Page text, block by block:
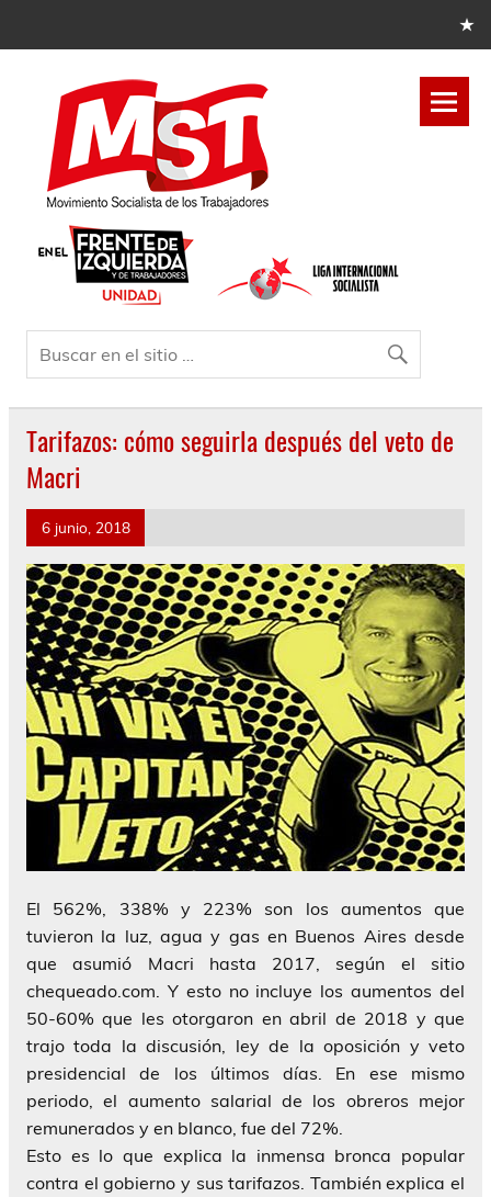
Tarifazos: cómo seguirla después del veto de
Macri
6 junio, 2018
El 562%, 338% y 223% son los aumentos que
tuvieron la luz, agua y gas en Buenos Aires desde
que asumió Macri hasta 2017, según el sitio
chequeado.com. Y esto no incluye los aumentos del
50-60% que les otorgaron en abril de 2018 y que
trajo toda la discusión, ley de la oposición y veto
presidencial de los últimos días. En ese mismo
periodo, el aumento salarial de los obreros mejor
remunerados y en blanco, fue del 72%.
Esto es lo que explica la inmensa bronca popular
contra el gobierno y sus tarifazos. También explica el